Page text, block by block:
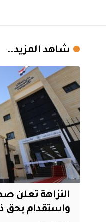
شاهد المزيد..
واستقدام بحق